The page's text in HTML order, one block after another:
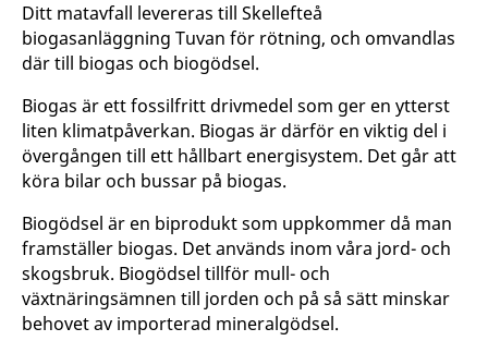
Ditt matavfall levereras till Skellefteå
biogasanläggning Tuvan för rötning, och omvandlas
där till biogas och biogödsel.
Biogas är ett fossilfritt drivmedel som ger en ytterst
liten klimatpåverkan. Biogas är därför en viktig del i
övergången till ett hållbart energisystem. Det går att
köra bilar och bussar på biogas.
Biogödsel är en biprodukt som uppkommer då man
framställer biogas. Det används inom våra jord- och
skogsbruk. Biogödsel tillför mull- och
växtnäringsämnen till jorden och på så sätt minskar
behovet av importerad mineralgödsel.